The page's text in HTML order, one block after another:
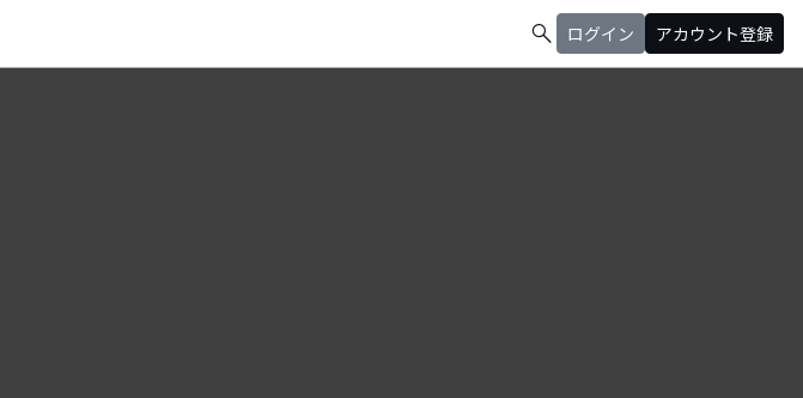
search ログイン アカウント登録